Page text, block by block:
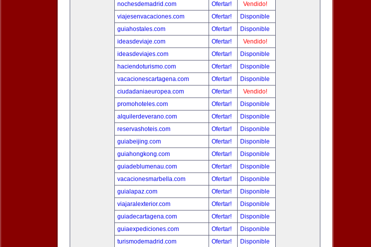
nochesdemadrid.com
Ofertar!
Vendido!
viajesenvacaciones.com
Ofertar!
Disponible
guiahostales.com
Ofertar!
Disponible
ideasdeviaje.com
Ofertar!
Vendido!
ideasdeviajes.com
Ofertar!
Disponible
haciendoturismo.com
Ofertar!
Disponible
vacacionescartagena.com
Ofertar!
Disponible
ciudadaniaeuropea.com
Ofertar!
Vendido!
promohoteles.com
Ofertar!
Disponible
alquilerdeverano.com
Ofertar!
Disponible
reservashoteis.com
Ofertar!
Disponible
guiabeijing.com
Ofertar!
Disponible
guiahongkong.com
Ofertar!
Disponible
guiadeblumenau.com
Ofertar!
Disponible
vacacionesmarbella.com
Ofertar!
Disponible
guialapaz.com
Ofertar!
Disponible
viajaralexterior.com
Ofertar!
Disponible
guiadecartagena.com
Ofertar!
Disponible
guiaexpediciones.com
Ofertar!
Disponible
turismodemadrid.com
Ofertar! Disponible